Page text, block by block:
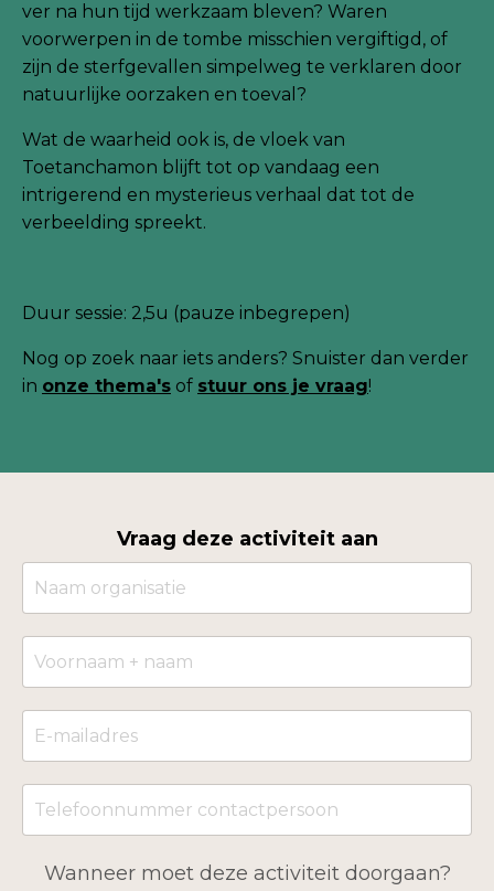
ver na hun tijd werkzaam bleven? Waren
voorwerpen in de tombe misschien vergiftigd, of
zijn de sterfgevallen simpelweg te verklaren door
natuurlijke oorzaken en toeval?
Wat de waarheid ook is, de vloek van
Toetanchamon blijft tot op vandaag een
intrigerend en mysterieus verhaal dat tot de
verbeelding spreekt.
Duur sessie: 2,5u (pauze inbegrepen)
Nog op zoek naar iets anders? Snuister dan verder
in onze thema's of stuur ons je vraag!
Vraag deze activiteit aan
Wanneer moet deze activiteit doorgaan?